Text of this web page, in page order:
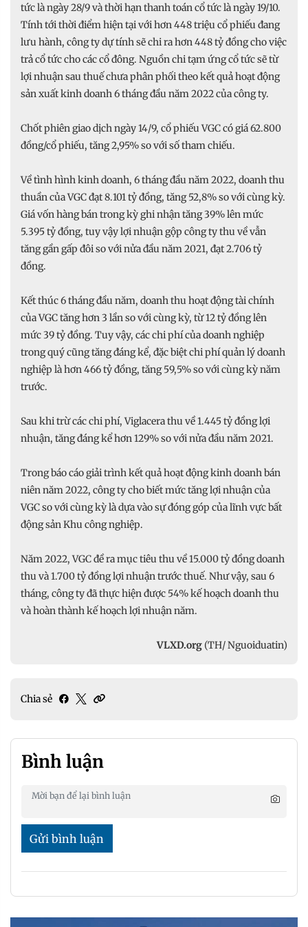
tức là ngày 28/9 và thời hạn thanh toán cổ tức là ngày 19/10.
Tính tới thời điểm hiện tại với hơn 448 triệu cổ phiếu đang
lưu hành, công ty dự tính sẽ chi ra hơn 448 tỷ đồng cho việc
trả cổ tức cho các cổ đông. Nguồn chi tạm ứng cổ tức sẽ từ
lợi nhuận sau thuế chưa phân phối theo kết quả hoạt động
sản xuất kinh doanh 6 tháng đầu năm 2022 của công ty.
Chốt phiên giao dịch ngày 14/9, cổ phiếu VGC có giá 62.800
đồng/cổ phiếu, tăng 2,95% so với số tham chiếu.
Về tình hình kinh doanh, 6 tháng đầu năm 2022, doanh thu
thuần của VGC đạt 8.101 tỷ đồng, tăng 52,8% so với cùng kỳ.
Giá vốn hàng bán trong kỳ ghi nhận tăng 39% lên mức
5.395 tỷ đồng, tuy vậy lợi nhuận gộp công ty thu về vẫn
tăng gần gấp đôi so với nửa đầu năm 2021, đạt 2.706 tỷ
đồng.
Kết thúc 6 tháng đầu năm, doanh thu hoạt động tài chính
của VGC tăng hơn 3 lần so với cùng kỳ, từ 12 tỷ đồng lên
mức 39 tỷ đồng. Tuy vậy, các chi phí của doanh nghiệp
trong quý cũng tăng đáng kể, đặc biệt chi phí quản lý doanh
nghiệp là hơn 466 tỷ đồng, tăng 59,5% so với cùng kỳ năm
trước.
Sau khi trừ các chi phí, Viglacera thu về 1.445 tỷ đồng lợi
nhuận, tăng đáng kể hơn 129% so với nửa đầu năm 2021.
Trong báo cáo giải trình kết quả hoạt động kinh doanh bán
niên năm 2022, công ty cho biết mức tăng lợi nhuận của
VGC so với cùng kỳ là dựa vào sự đóng góp của lĩnh vực bất
động sản Khu công nghiệp.
Năm 2022, VGC đề ra mục tiêu thu về 15.000 tỷ đồng doanh
thu và 1.700 tỷ đồng lợi nhuận trước thuế. Như vậy, sau 6
tháng, công ty đã thực hiện được 54% kế hoạch doanh thu
và hoàn thành kế hoạch lợi nhuận năm.
VLXD.org (TH/ Nguoiduatin)
Chia sẻ
Bình luận
Gửi bình luận